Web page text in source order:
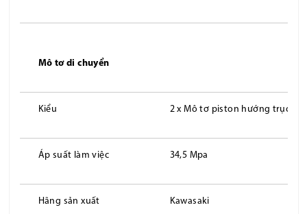
Mô tơ di chuyển
Kiểu 2 x Mô tơ piston hướng trục
Áp suất làm việc 34,5 Mpa
Hãng sản xuất Kawasaki